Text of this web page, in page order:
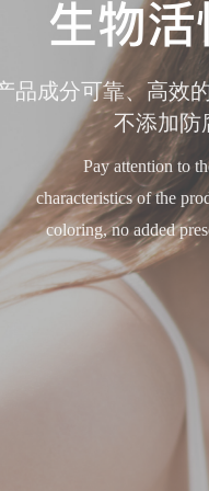
生物
品成分可靠、高效
不添加防
Pay attention to
characteristics of the
coloring, no added